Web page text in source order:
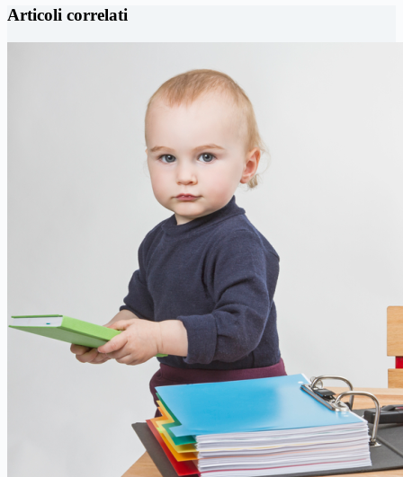
Articoli correlati